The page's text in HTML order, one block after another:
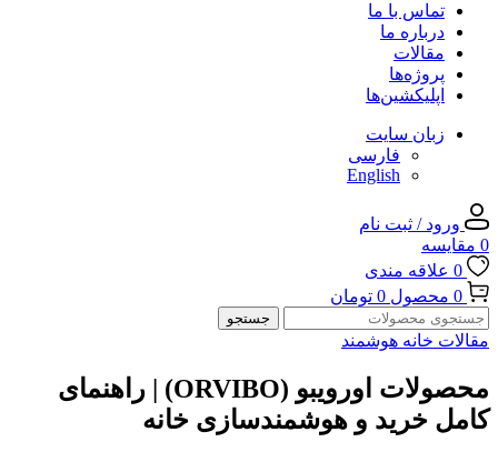
تماس با ما
درباره ما
مقالات
پروژه‌ها
اپلیکشین‌ها
زبان سایت
فارسی
English
ورود / ثبت نام
0 مقایسه
0 علاقه مندی
0 محصول 0 تومان
جستجو
مقالات خانه هوشمند
محصولات اورویبو (ORVIBO) | راهنمای
کامل خرید و هوشمندسازی خانه